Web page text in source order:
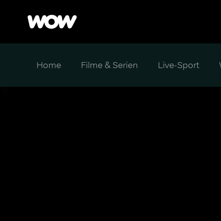
Home Filme & Serien Live-Sport